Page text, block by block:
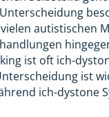
autistischen
ist oft ich-
ist
ich-dystone